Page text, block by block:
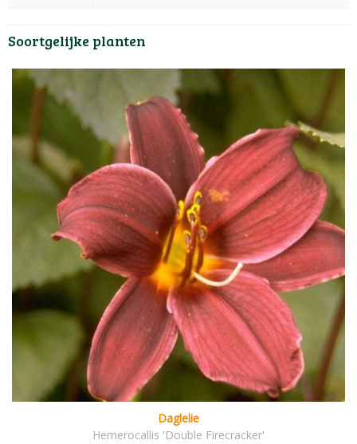
Soortgelijke planten
Daglelie
Hemerocallis 'Double Firecracker'